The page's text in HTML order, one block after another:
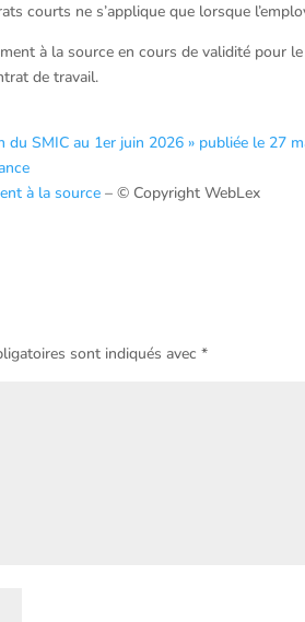
courts ne s’applique que lorsque
à la source en cours de validité pour
de travail.
SMIC au 1er juin 2026 » publiée le 27
à la source– © Copyright WebLex
sont indiqués avec*